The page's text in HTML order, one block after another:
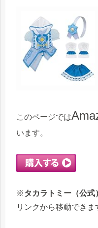
このページでは
います。
※タカラトミー（公式
リンクから移動できま